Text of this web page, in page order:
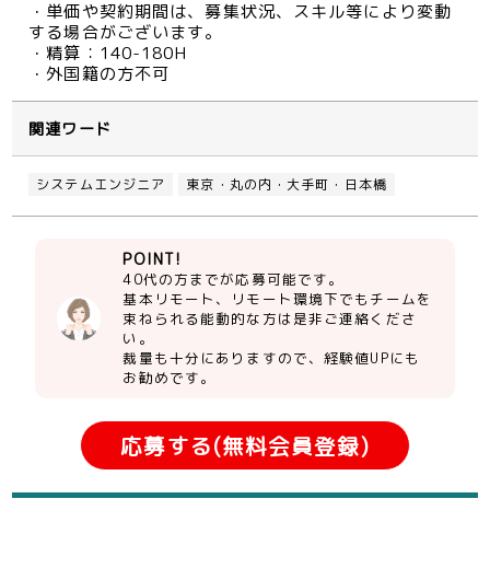
・単価や契約期間は、募集状況、スキル等により変動
する場合がございます。
・精算：140-180H
・外国籍の方不可
関連ワード
システムエンジニア 東京・丸の内・大手町・日本橋
POINT!
40代の方までが応募可能です。
基本リモート、リモート環境下でもチームを
束ねられる能動的な方は是非ご連絡くださ
い。
裁量も十分にありますので、経験値UPにも
お勧めです。
応募する(無料会員登録)